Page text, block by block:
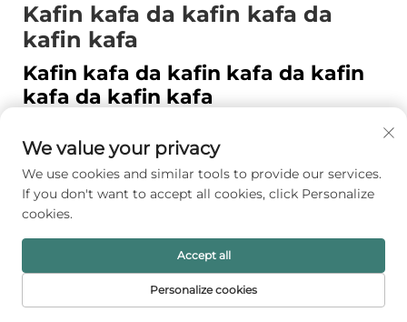
Kafin kafa da kafin kafa da
kafin kafa
Kafin kafa da kafin kafa da kafin
kafa da kafin kafa
yanki kuma yadda launai suka hada da shari'a na al'umma
wanda suka taimaka wajen fahimtar al'ummarin kore-kore a
cikin wani yanki mai kariya. Kore-kore na kore-kore mai kyau
ga yankin Asia yana da reda da gold wanda suka hada da
kariya da karama, amma yankin Najer Taqallu yana son
kore-kore mai kyau da launai mai kyau wanda suka hada da
karamar kore-kore na Najer Taqallu. Yankin Europe yana da
kariya ga kore-kore mai kyau da kore-kore mai kyau da
launai mai kyau, amma yankin North America yana son
kore-kore mai kyau da kore-kore mai kyau da kore-kore mai
We value your privacy
We use cookies and similar tools to provide our services.
If you don't want to accept all cookies, click Personalize
cookies.
Personalize cookies
Accept all